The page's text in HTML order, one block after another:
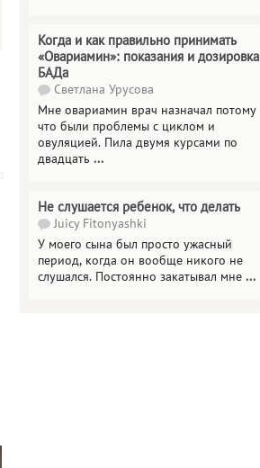
Когда и как правильно принимать
«Овариамин»: показания и дозировка
БАДа
Светлана Урусова
Мне овариамин врач назначал потому
что были проблемы с циклом и
овуляцией. Пила двумя курсами по
двадцать ...
Не слушается ребенок, что делать
Juicy Fitonyashki
У моего сына был просто ужасный
период, когда он вообще никого не
слушался. Постоянно закатывал мне ...